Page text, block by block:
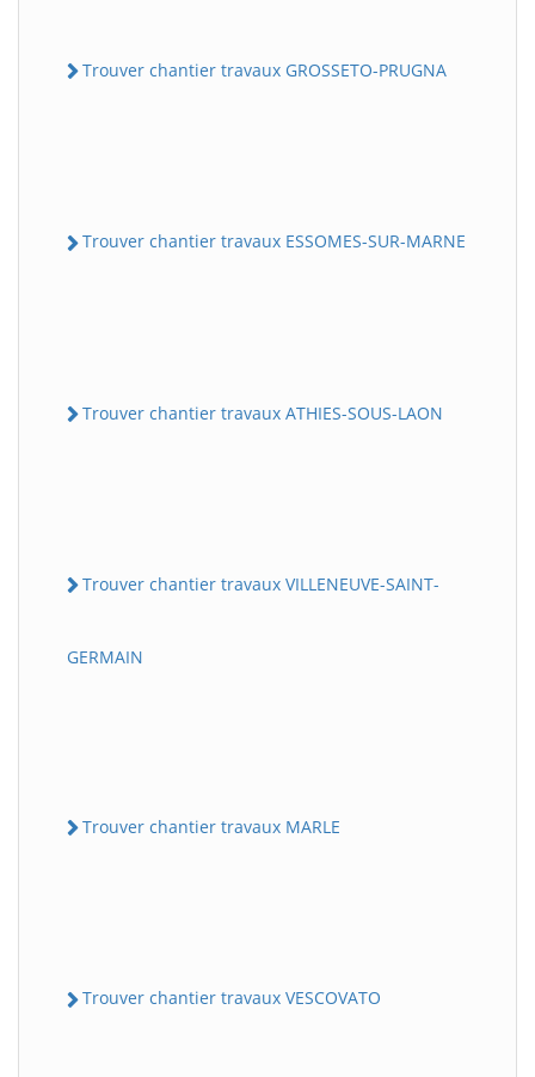
Trouver chantier travaux GROSSETO-PRUGNA
Trouver chantier travaux ESSOMES-SUR-MARNE
Trouver chantier travaux ATHIES-SOUS-LAON
Trouver chantier travaux VILLENEUVE-SAINT-
GERMAIN
Trouver chantier travaux MARLE
Trouver chantier travaux VESCOVATO